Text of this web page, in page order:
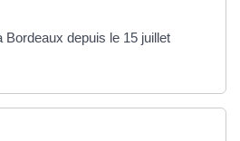
Bordeaux depuis le 15 juillet